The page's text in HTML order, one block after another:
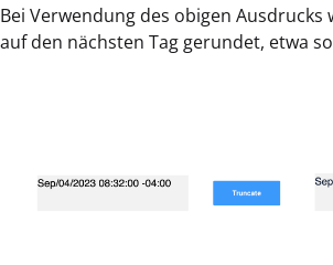
Bei Verwendung des obigen
auf den nächsten Tag gerundet, etwa